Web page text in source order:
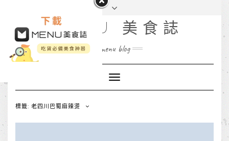
MENU 美食誌
menu blog
Toggle
Navigation
標籤: 老四川巴蜀麻辣燙